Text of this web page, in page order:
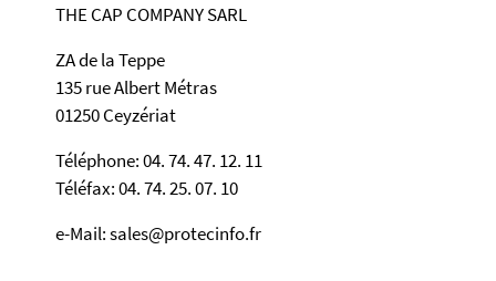
THE CAP COMPANY SARL
ZA de la Teppe
135 rue Albert Métras
01250 Ceyzériat
Téléphone: 04. 74. 47. 12. 11
Téléfax: 04. 74. 25. 07. 10
e-Mail: sales@protecinfo.fr